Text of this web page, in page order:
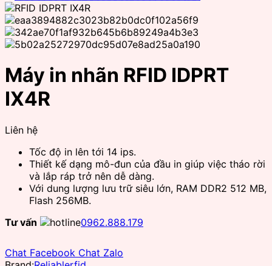
Máy in nhãn RFID IDPRT
IX4R
Liên hệ
Tốc độ in lên tới 14 ips.
Thiết kế dạng mô-đun của đầu in giúp việc tháo rời
và lắp ráp trở nên dễ dàng.
Với dung lượng lưu trữ siêu lớn, RAM DDR2 512 MB,
Flash 256MB.
Tư vấn
0962.888.179
Chat Facebook Chat Zalo